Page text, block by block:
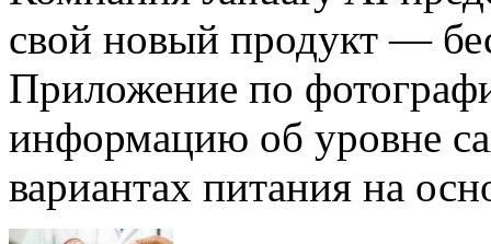
свой новый продукт —
Приложение по
информацию об уровне
вариантах питания на